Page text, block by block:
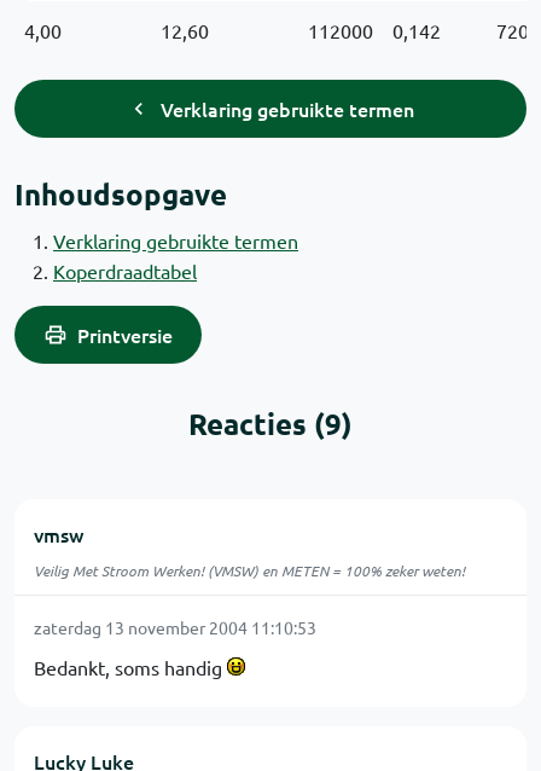
4,00 12,60 112000 0,142 720
Verklaring gebruikte termen
Inhoudsopgave
Verklaring gebruikte termen
Koperdraadtabel
Printversie
Reacties (9)
vmsw
Veilig Met Stroom Werken! (VMSW) en METEN = 100% zeker weten!
zaterdag 13 november 2004 11:10:53
Bedankt, soms handig
Lucky Luke